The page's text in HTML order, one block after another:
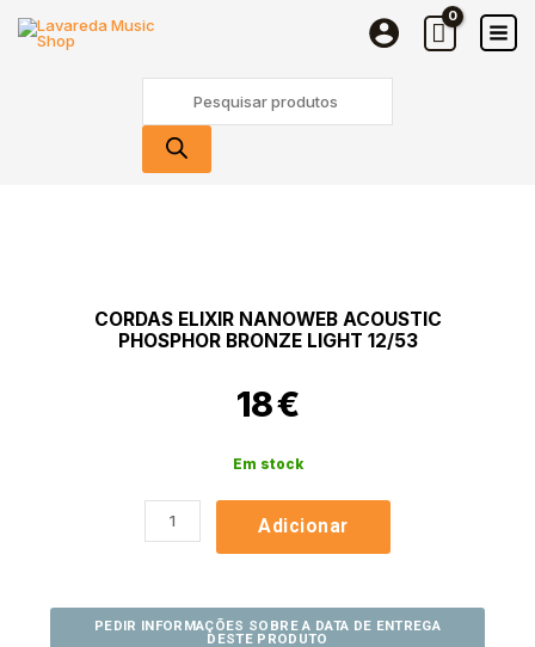
search
CORDAS ELIXIR NANOWEB ACOUSTIC
PHOSPHOR BRONZE LIGHT 12/53
18€
Em stock
Nanoweb
Acoustic
Adicionar
Bronze